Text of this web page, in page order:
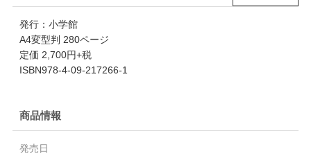
発行：小学館
A4変型判 280ページ
定価 2,700円+税
ISBN978-4-09-217266-1
商品情報
発売日